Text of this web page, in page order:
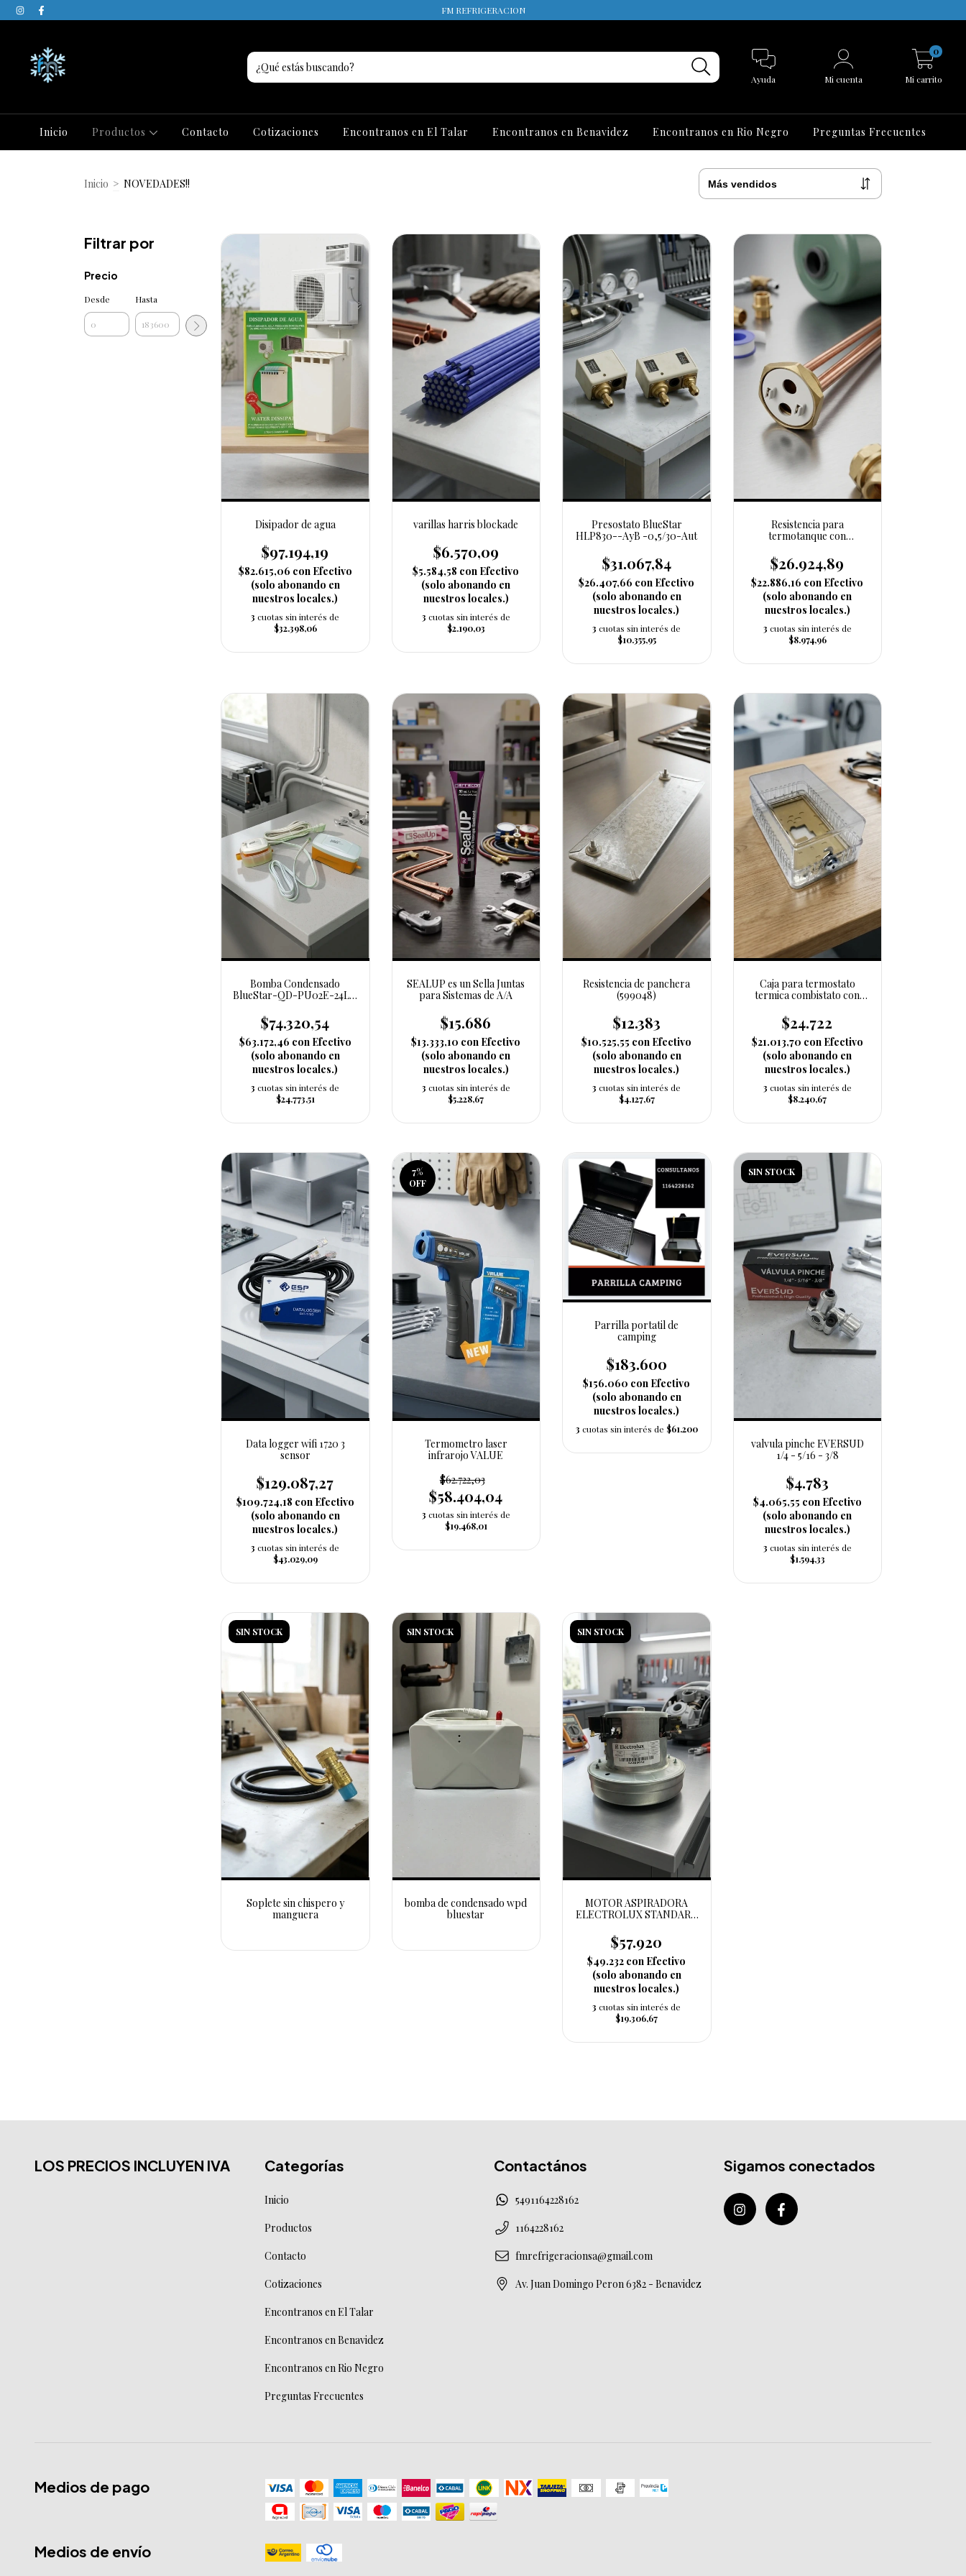
FM REFRIGERACION
Ayuda Mi cuenta Mi carrito
0
Inicio Productos Contacto Cotizaciones Encontranos en El Talar Encontranos en Benavidez Encontranos en Rio Negro Preguntas Frecuentes
Inicio > NOVEDADES!!
Filtrar por
Precio
Desde Hasta
Disipador de agua
$97.194,19
$82.615,06 con Efectivo
(solo abonando en
nuestros locales.)
3 cuotas sin interés de
$32.398,06
varillas harris blockade
$6.570,09
$5.584,58 con Efectivo
(solo abonando en
nuestros locales.)
3 cuotas sin interés de
$2.190,03
Presostato BlueStar
HLP830--AyB -0,5/30-Aut
$31.067,84
$26.407,66 con Efectivo
(solo abonando en
nuestros locales.)
3 cuotas sin interés de
$10.355,95
Resistencia para
termotanque con
$26.924,89
$22.886,16 con Efectivo
(solo abonando en
nuestros locales.)
3 cuotas sin interés de
$8.974,96
Bomba Condensado
BlueStar-QD-PU02E-24L/1
$74.320,54
$63.172,46 con Efectivo
(solo abonando en
nuestros locales.)
3 cuotas sin interés de
$24.773,51
SEALUP es un Sella Juntas
para Sistemas de A/A
$15.686
$13.333,10 con Efectivo
(solo abonando en
nuestros locales.)
3 cuotas sin interés de
$5.228,67
Resistencia de panchera
(599048)
$12.383
$10.525,55 con Efectivo
(solo abonando en
nuestros locales.)
3 cuotas sin interés de
$4.127,67
Caja para termostato
termica combistato con
$24.722
$21.013,70 con Efectivo
(solo abonando en
nuestros locales.)
3 cuotas sin interés de
$8.240,67
Data logger wifi 1720 3
sensor
$129.087,27
$109.724,18 con Efectivo
(solo abonando en
nuestros locales.)
3 cuotas sin interés de
$43.029,09
7%
OFF
Termometro laser
infrarojo VALUE
$62.722,03
$58.404,04
3 cuotas sin interés de
$19.468,01
Parrilla portatil de
camping
$183.600
$156.060 con Efectivo
(solo abonando en
nuestros locales.)
3 cuotas sin interés de $61.200
SIN STOCK
valvula pinche EVERSUD
1/4 - 5/16 - 3/8
$4.783
$4.065,55 con Efectivo
(solo abonando en
nuestros locales.)
3 cuotas sin interés de
$1.594,33
SIN STOCK
Soplete sin chispero y
manguera
SIN STOCK
bomba de condensado wpd
bluestar
SIN STOCK
MOTOR ASPIRADORA
ELECTROLUX STANDARD
$57.920
$49.232 con Efectivo
(solo abonando en
nuestros locales.)
3 cuotas sin interés de
$19.306,67
LOS PRECIOS INCLUYEN IVA Categorías
Inicio
Productos
Contacto
Cotizaciones
Encontranos en El Talar
Encontranos en Benavidez
Encontranos en Rio Negro
Preguntas Frecuentes
Contactános
5491164228162
1164228162
fmrefrigeracionsa@gmail.com
Av. Juan Domingo Peron 6382 - Benavidez
Sigamos conectados
Medios de pago
Medios de envío